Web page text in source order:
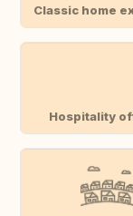
Classic home
Hospitality